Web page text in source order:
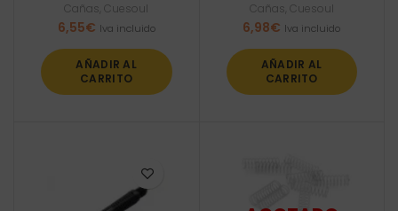
Cañas ,Cuesoul
6,55€ Iva incluido
AÑADIR AL
CARRITO
Cañas Cuesoul
6,98€ Iva incluido
AÑADIR AL
CARRITO